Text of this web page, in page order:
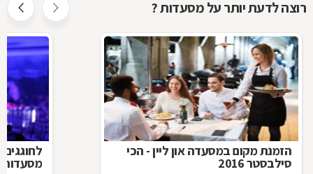
רוצה לדעת יותר על מסעדות ?
הזמנת מקום במסעדה און ליין - הכי
סילבסטר 2016 מסעדות